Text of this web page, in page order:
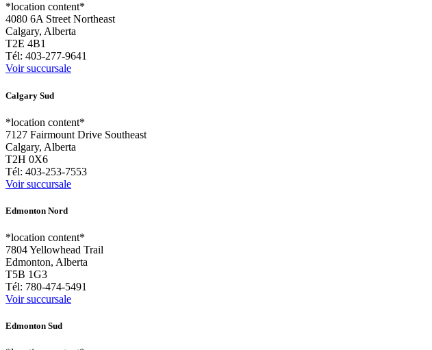
*location content*
4080 6A Street Northeast
Calgary, Alberta
T2E 4B1
Tél: 403-277-9641
Voir succursale
Calgary Sud
*location content*
7127 Fairmount Drive Southeast
Calgary, Alberta
T2H 0X6
Tél: 403-253-7553
Voir succursale
Edmonton Nord
*location content*
7804 Yellowhead Trail
Edmonton, Alberta
T5B 1G3
Tél: 780-474-5491
Voir succursale
Edmonton Sud